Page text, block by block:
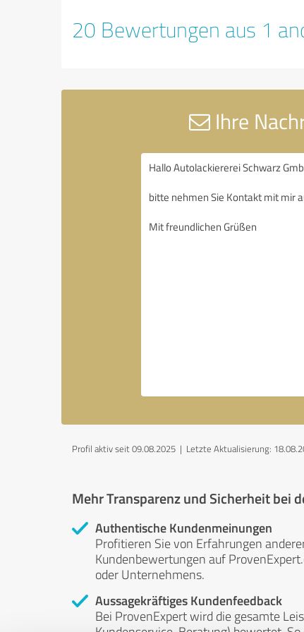
20 Bewertungen aus 1
Ihre
Profil aktiv seit 09.08.2025 | Letzte Aktualisierung:
Mehr Transparenz und Sicherheit bei
Authentische Kundenmeinungen
Profitieren Sie von Erfahrungen
Kundenbewertungen auf
oder Unternehmens.
Aussagekräftiges Kundenfeedback
Bei ProvenExpert wird die gesamte